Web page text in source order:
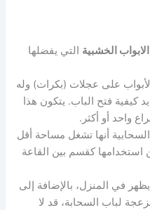
الابواب الخشبية التي يفضلها
على عجلات (بكرات) وله
فتح الباب. يتكون هذا
واحد أو أكثر.
السحابية أنها تشغل مساحة أقل
استخدامها كقسم بين القاعة
يظهر في المنزل، بالإضافة إلى
لباب السحابة، قد لا